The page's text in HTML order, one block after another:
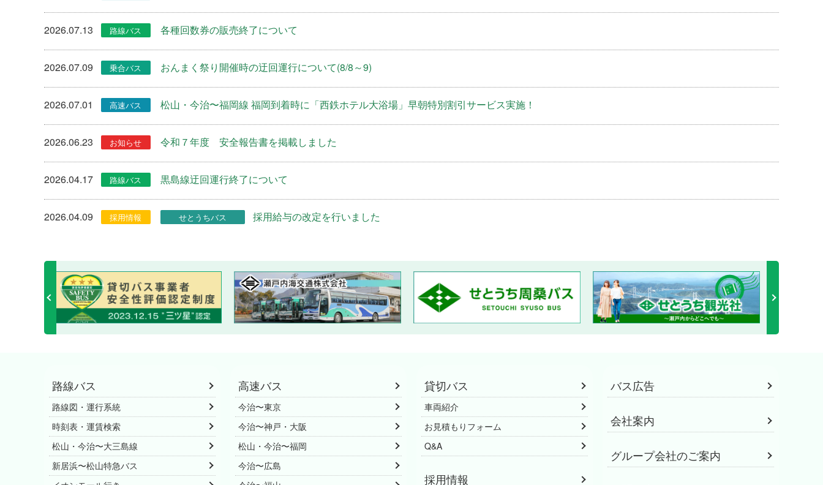
2026.07.13 各種回数券の販売終了について
2026.07.09 おんまく祭り開催時の迂回運行について(8/8～9)
2026.07.01 松山・今治〜福岡線 福岡到着時に「西鉄ホテル大浴場」早朝特別割引サービス実施！
2026.06.23 令和７年度 安全報告書を掲載しました
2026.04.17 黒島線迂回運行終了について
2026.04.09 採用給与の改定を行いました
路線バス
路線図・運行系統
時刻表・運賃検索
松山・今治〜大三島線
新居浜〜松山特急バス
高速バス
今治〜東京
今治〜神戸・大阪
松山・今治〜福岡
今治〜広島
貸切バス
車両紹介
お見積もりフォーム
Q&A
採用情報
バス広告
会社案内
グループ会社のご案内